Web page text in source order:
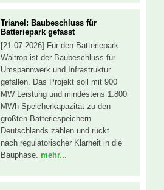
Trianel: Baubeschluss für
Batteriepark gefasst
[21.07.2026] Für den Batteriepark
Waltrop ist der Baubeschluss für
Umspannwerk und Infrastruktur
gefallen. Das Projekt soll mit 900
MW Leistung und mindestens 1.800
MWh Speicherkapazität zu den
größten Batteriespeichern
Deutschlands zählen und rückt
nach regulatorischer Klarheit in die
Bauphase. mehr...